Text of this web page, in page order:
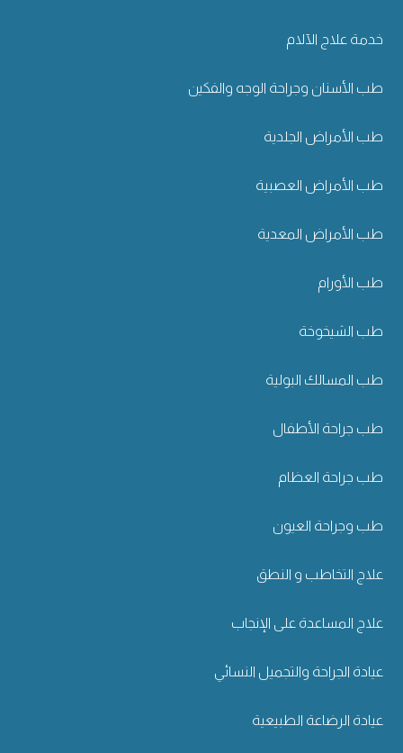
خدمة علاج الآلام
طب الأسنان وجراحة الوجه والفكين
طب الأمراض الجلدية
طب الأمراض العصبية
طب الأمراض المعدية
طب الأورام
طب الشيخوخة
طب المسالك البولية
طب جراحة الأطفال
طب جراحة العظام
طب وجراحة العيون
علاج التخاطب و النطق
علاج المساعدة على الإنجاب
عيادة الجراحة والتجميل النسائي
عيادة الرضاعة الطبيعية